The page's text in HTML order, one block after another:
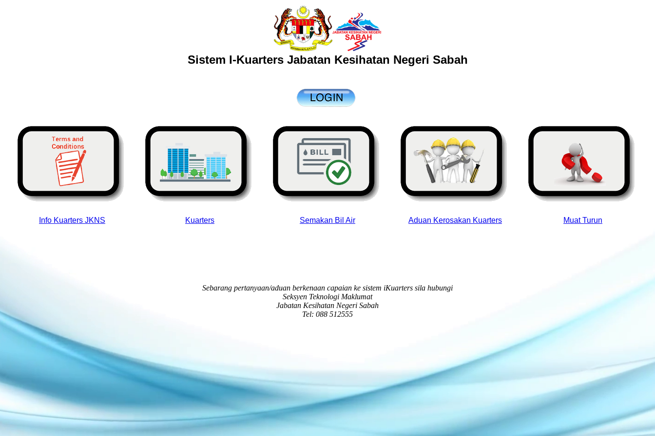
Sistem I-Kuarters Jabatan Kesihatan Negeri Sabah
Info Kuarters JKNS Kuarters Semakan Bil Air Aduan Kerosakan Kuarters Muat Turun
Sebarang pertanyaan/aduan berkenaan capaian ke sistem iKuarters sila hubungi
Seksyen Teknologi Maklumat
Jabatan Kesihatan Negeri Sabah
Tel: 088 512555